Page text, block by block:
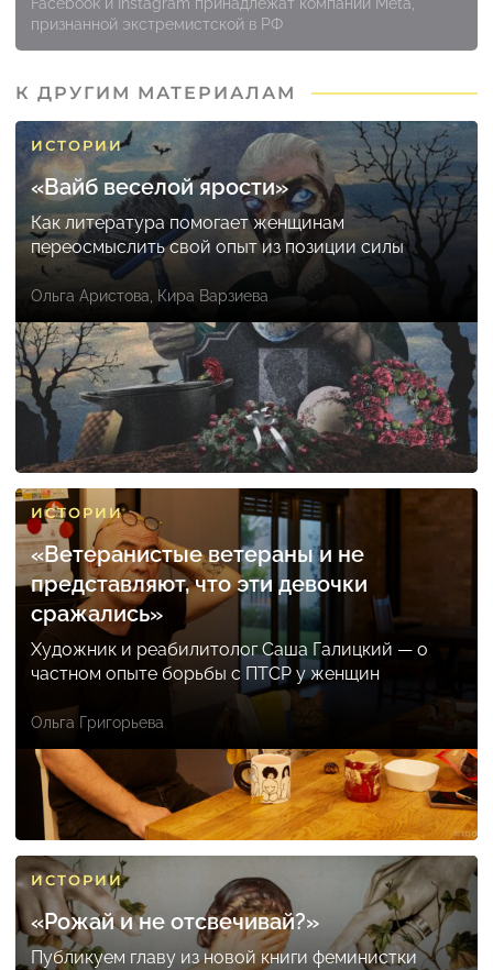
признанной экстремистской в РФ
К ДРУГИМ МАТЕРИАЛАМ
ИСТОРИИ
«Вайб веселой ярости»
Как литература помогает женщинам
переосмыслить свой опыт из позиции силы
Ольга Аристова Кира Варзиева
ИСТОРИИ
«Ветеранистые ветераны и не
представляют, что эти девочки
сражались»
Художник и реабилитолог Саша Галицкий — о
частном опыте борьбы с ПТСР у женщин
Ольга Григорьева
ИСТОРИИ
«Рожай и не отсвечивай?»
Публикуем главу из новой книги феминистки